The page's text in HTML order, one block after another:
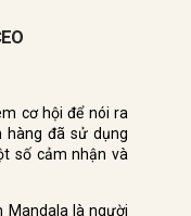
cơ hội để nói ra
hàng đã sử dụng
số cảm nhận và
Mandala là người